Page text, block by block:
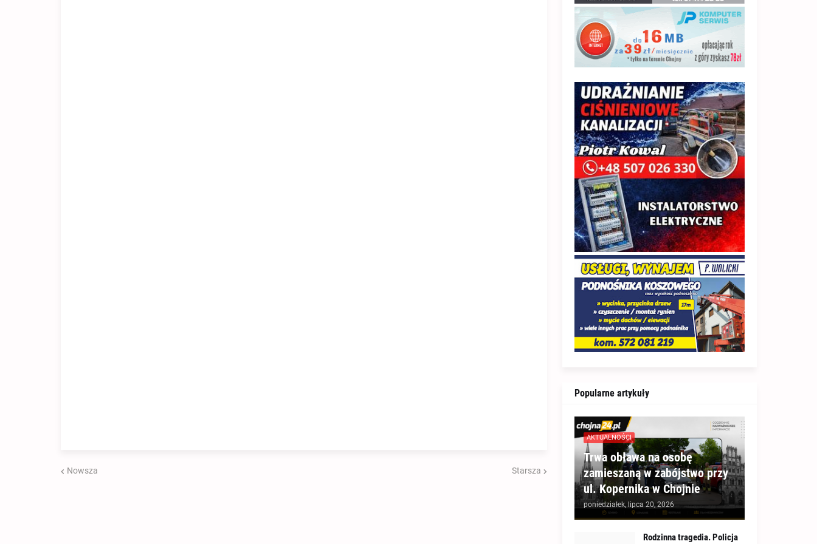
Nowsza Starsza
Popularne artykuły
AKTUALNOŚCI
Trwa obława na osobę
zamieszaną w zabójstwo przy
ul. Kopernika w Chojnie
poniedziałek, lipca 20, 2026
Rodzinna tragedia. Policja